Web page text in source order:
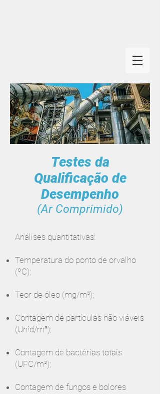
Testes da
Qualificação de
Desempenho
(Ar Comprimido)
Análises quantitativas:
Temperatura do ponto de orvalho
(ºC);
Teor de óleo (mg/m³);
Contagem de partículas não viáveis
(Unid/m³);
Contagem de bactérias totais
(UFC/m³);
Contagem de fungos e bolores